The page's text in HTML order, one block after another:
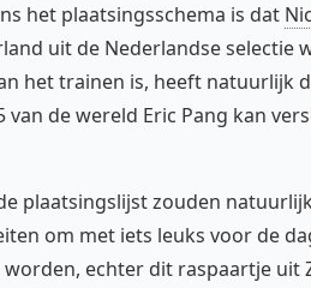
het plaatsingsschema is dat
uit de Nederlandse selectie
het trainen is, heeft natuurlijk
de wereld Eric Pang kan
plaatsingslijst zouden
om met iets leuks voor de
echter dit raspaartje uit